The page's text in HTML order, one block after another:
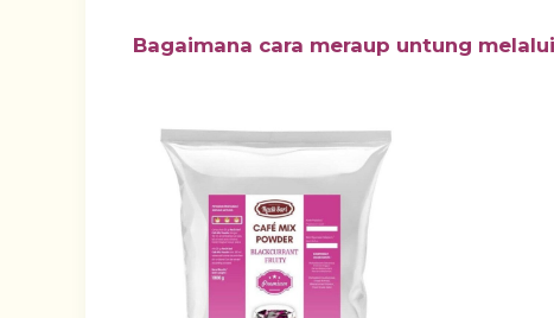
Bagaimana cara meraup untung